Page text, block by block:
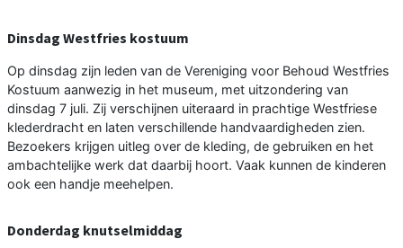
Dinsdag Westfries kostuum
Op dinsdag zijn leden van de Vereniging voor Behoud Westfries
Kostuum aanwezig in het museum, met uitzondering van
dinsdag 7 juli. Zij verschijnen uiteraard in prachtige Westfriese
klederdracht en laten verschillende handvaardigheden zien.
Bezoekers krijgen uitleg over de kleding, de gebruiken en het
ambachtelijke werk dat daarbij hoort. Vaak kunnen de kinderen
ook een handje meehelpen.
Donderdag knutselmiddag